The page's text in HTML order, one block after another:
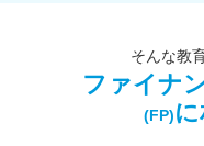
そんな教
ファイナ
(FP)